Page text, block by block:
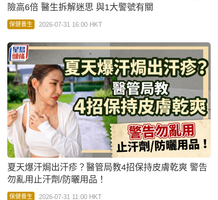
險高6倍 醫生拆解迷思 與1大警號有關
保健養生 2026-07-31 16:00 HKT
夏天爆汗焗出汗疹？醫管局教4招保持皮膚乾爽 警告
勿亂用止汗劑/防曬用品！
保健養生 2026-07-31 11:00 HKT